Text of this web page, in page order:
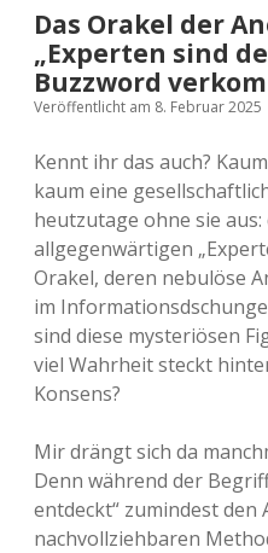
Das Orakel der
„Experten sind
Buzzword
Veröffentlicht am 8. Februar 2025
Kennt ihr das auch?
kaum eine
heutzutage ohne sie aus:
allgegenwärtigen
Orakel, deren nebulöse
im
sind diese mysteriösen
viel Wahrheit steckt
Konsens?
Mir drängt sich da
Denn während der
entdeckt“ zumindest den
nachvollziehbaren